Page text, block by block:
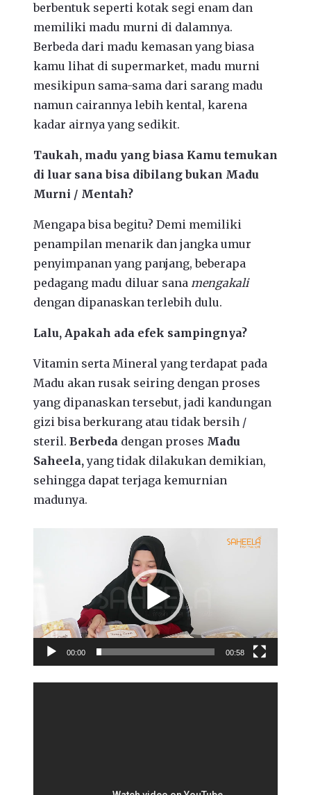
berbentuk seperti kotak segi enam dan
memiliki madu murni di dalamnya.
Berbeda dari madu kemasan yang biasa
kamu lihat di supermarket, madu murni
mesikipun sama-sama dari sarang madu
namun cairannya lebih kental, karena
kadar airnya yang sedikit.
Taukah, madu yang biasa Kamu temukan
di luar sana bisa dibilang bukan Madu
Murni / Mentah?
Mengapa bisa begitu? Demi memiliki
penampilan menarik dan jangka umur
penyimpanan yang panjang, beberapa
pedagang madu diluar sana mengakali
dengan dipanaskan terlebih dulu.
Lalu, Apakah ada efek sampingnya?
Vitamin serta Mineral yang terdapat pada
Madu akan rusak seiring dengan proses
yang dipanaskan tersebut, jadi kandungan
gizi bisa berkurang atau tidak bersih /
steril. Berbeda dengan proses Madu
Saheela,yang tidak dilakukan demikian,
sehingga dapat terjaga kemurnian
madunya.
00:00 00:58